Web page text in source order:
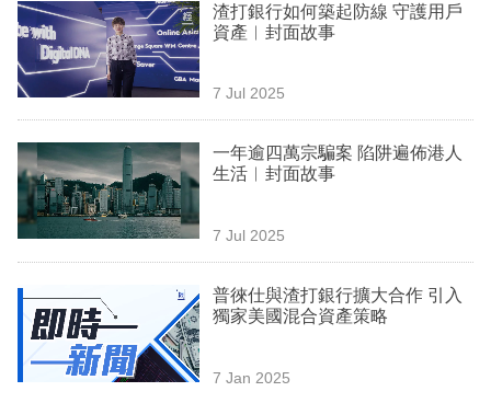
商
業
科
技
職
場
生
時
事
渣打銀行如何築起防線 守護用戶
資產︳封面故事
7 Jul 2025
一年逾四萬宗騙案 陷阱遍佈港人
生活︳封面故事
7 Jul 2025
普徠仕與渣打銀行擴大合作 引入
獨家美國混合資產策略
7 Jan 2025